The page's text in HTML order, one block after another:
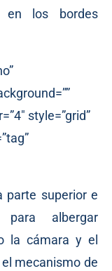
en los bordes
style=”grid”
parte superior e
para albergar
la cámara y el
mecanismo de